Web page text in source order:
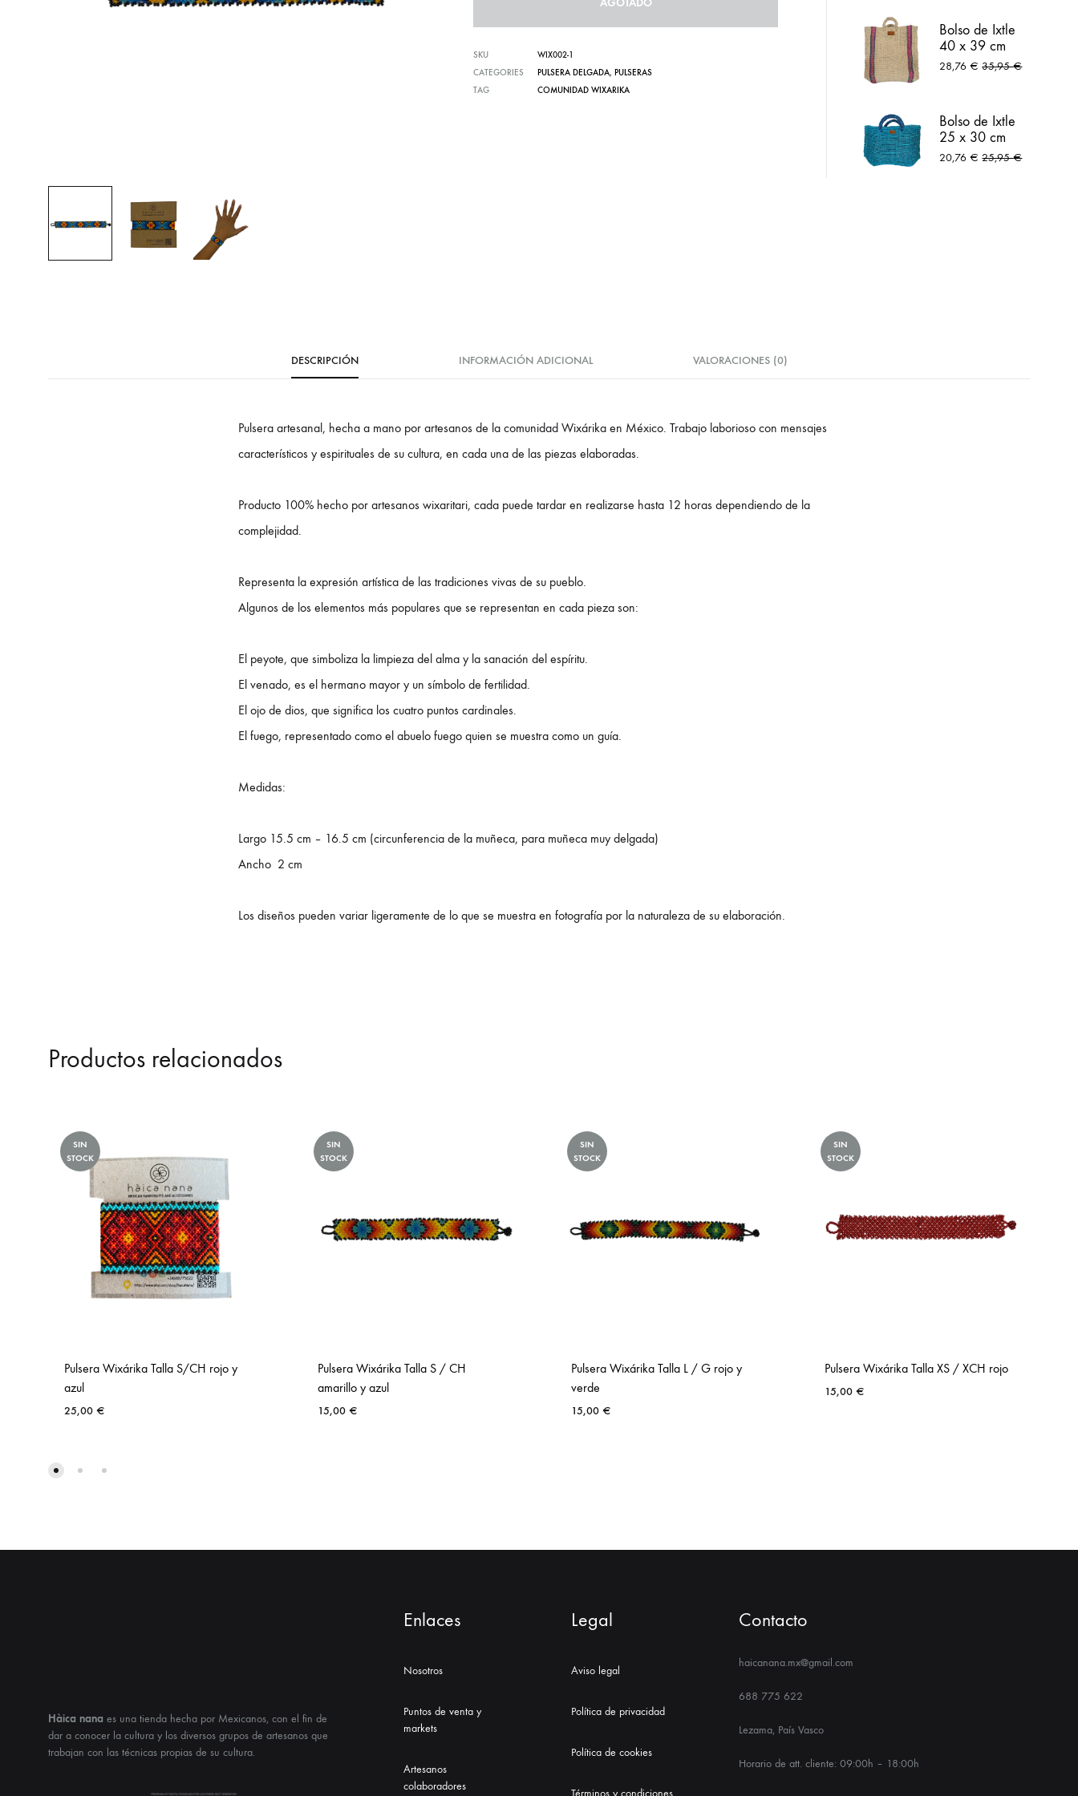
Arneses
AGOTADO
SKU
WIX002-1
CATEGORIES
PULSERA DELGADA, PULSERAS
TAG
COMUNIDAD WIXARIKA
Bolso de Ixtle
40 x 39 cm
natural
28,76€ 35,95€
Bolso de Ixtle
25 x 30 cm
azul peltre
20,76€ 25,95€
DESCRIPCIÓN INFORMACIÓN ADICIONAL VALORACIONES (0)
Pulsera artesanal, hecha a mano por artesanos de la comunidad Wixárika en México. Trabajo laborioso con mensajes
característicos y espirituales de su cultura, en cada una de las piezas elaboradas.
Producto 100% hecho por artesanos wixaritari, cada puede tardar en realizarse hasta 12 horas dependiendo de la
complejidad.
Representa la expresión artística de las tradiciones vivas de su pueblo.
Algunos de los elementos más populares que se representan en cada pieza son:
El peyote, que simboliza la limpieza del alma y la sanación del espíritu.
El venado, es el hermano mayor y un símbolo de fertilidad.
El ojo de dios, que significa los cuatro puntos cardinales.
El fuego, representado como el abuelo fuego quien se muestra como un guía.
Medidas:
Largo 15.5 cm – 16.5 cm (circunferencia de la muñeca, para muñeca muy delgada)
Ancho 2 cm
Los diseños pueden variar ligeramente de lo que se muestra en fotografía por la naturaleza de su elaboración.
Productos relacionados
SIN
STOCK
Pulsera Wixárika Talla S/CH rojo y
azul
25,00 €
SIN
STOCK
Pulsera Wixárika Talla S / CH
amarillo y azul
15,00 €
SIN
STOCK
Pulsera Wixárika Talla L / G rojo y
verde
15,00 €
SIN
STOCK
Pulsera Wixárika Talla XS / XCH rojo
15,00 €
Hàica nana es una tienda hecha por Mexicanos, con el fin de
dar a conocer la cultura y los diversos grupos de artesanos que
trabajan con las técnicas propias de su cultura.
Enlaces
Nosotros
Puntos de venta y
markets
Artesanos
colaboradores
Legal
Aviso legal
Política de privacidad
Política de cookies
Términos y condiciones
Contacto
haicanana.mx@gmail.com
688 775 622
Lezama, País Vasco
Horario de att. cliente: 09:00h – 18:00h